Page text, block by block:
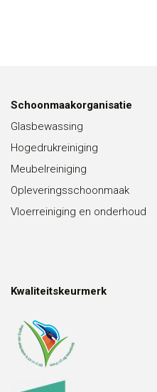
Schoonmaakorganisatie
Glasbewassing
Hogedrukreiniging
Meubelreiniging
Opleveringsschoonmaak
Vloerreiniging en onderhoud
Kwaliteitskeurmerk